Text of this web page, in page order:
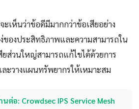
ะเห็นว่าข้อดีมีมากกว่าข้อเสียอย่าง
ของประสิทธิภาพและความสามารถใน
ยส่วนใหญ่สามารถแก้ไขได้ด้วยการ
ะวางแผนทรัพยากรให้เหมาะสม
นต่อ: Crowdsec IPS Service Mesh